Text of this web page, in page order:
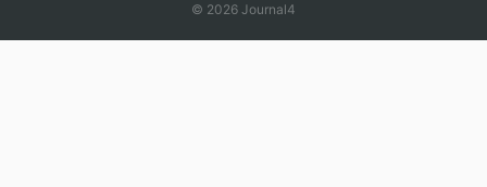
© 2026 Journal4